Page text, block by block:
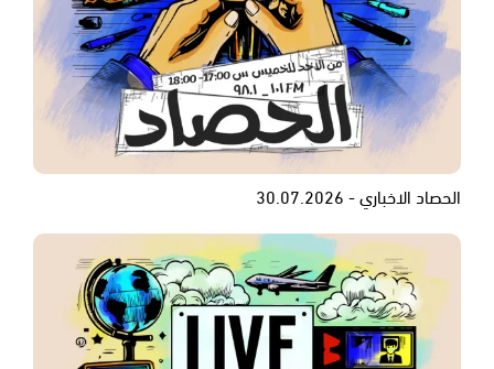
الحصاد الاخباري - 30.07.2026